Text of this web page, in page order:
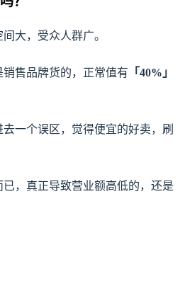
大，受众人群广。
售品牌货的，正常值有 「40%」
一个误区，觉得便宜的好卖，刷
，真正导致营业额高低的，还是